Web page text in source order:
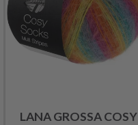
LANA GROSSA COSY